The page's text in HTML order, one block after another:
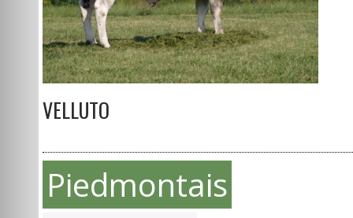
VELLUTO
Piedmontais